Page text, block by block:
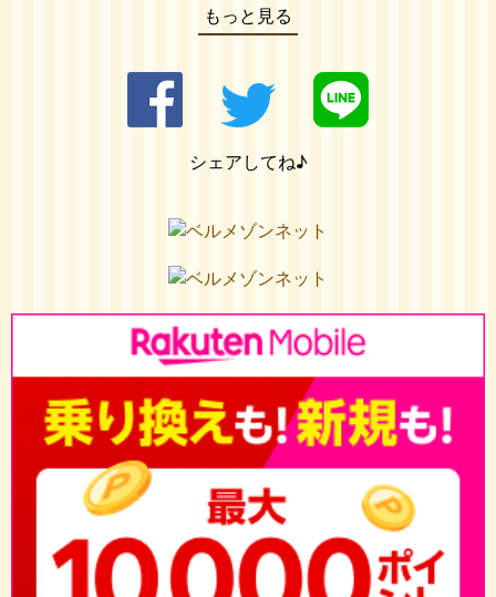
もっと見る
シェアしてね♪